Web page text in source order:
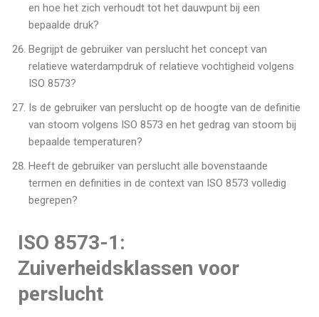
en hoe het zich verhoudt tot het dauwpunt bij een
bepaalde druk?
Begrijpt de gebruiker van perslucht het concept van
relatieve waterdampdruk of relatieve vochtigheid volgens
ISO 8573?
Is de gebruiker van perslucht op de hoogte van de definitie
van stoom volgens ISO 8573 en het gedrag van stoom bij
bepaalde temperaturen?
Heeft de gebruiker van perslucht alle bovenstaande
termen en definities in de context van ISO 8573 volledig
begrepen?
ISO 8573-1:
Zuiverheidsklassen voor
perslucht